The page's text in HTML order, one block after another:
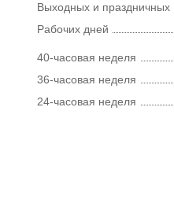
Выходных и праздничных
Рабочих дней
40-часовая неделя
36-часовая неделя
24-часовая неделя